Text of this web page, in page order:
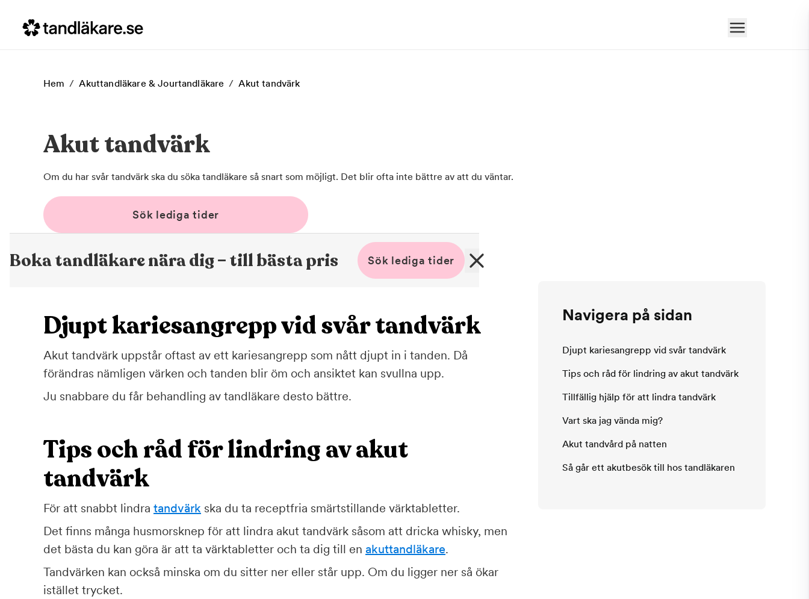
Hem / Akuttandläkare & Jourtandläkare / Akut tandvärk
Akut tandvärk
Om du har svår tandvärk ska du söka tandläkare så snart som möjligt. Det blir ofta inte bättre av att du väntar.
Sök lediga tider
Boka tandläkare nära dig – till bästa pris Sök lediga tider
Djupt kariesangrepp vid svår tandvärk
Akut tandvärk uppstår oftast av ett kariesangrepp som nått djupt in i tanden. Då
förändras nämligen värken och tanden blir öm och ansiktet kan svullna upp.
Ju snabbare du får behandling av tandläkare desto bättre.
Tips och råd för lindring av akut
tandvärk
För att snabbt lindra tandvärk ska du ta receptfria smärtstillande värktabletter.
Det finns många husmorsknep för att lindra akut tandvärk såsom att dricka whisky, men
det bästa du kan göra är att ta värktabletter och ta dig till en akuttandläkare.
Tandvärken kan också minska om du sitter ner eller står upp. Om du ligger ner så ökar
istället trycket.
Navigera på sidan
Djupt kariesangrepp vid svår tandvärk
Tips och råd för lindring av akut tandvärk
Tillfällig hjälp för att lindra tandvärk
Vart ska jag vända mig?
Akut tandvård på natten
Så går ett akutbesök till hos tandläkaren